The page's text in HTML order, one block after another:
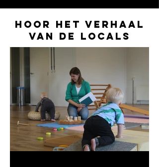
hoor het verhaal
van de locals